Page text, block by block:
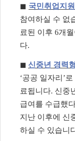
◼ 국민취업지
참여하실 수 없
료된 이후 6개
다.
◼ 신중년 경력
‘공공 일자리 ’로
료됩니다. 신중
급여를 수급했
지난 이후에 신
하실 수 있습니